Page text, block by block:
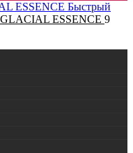
Быстрый
ESSENCE 9